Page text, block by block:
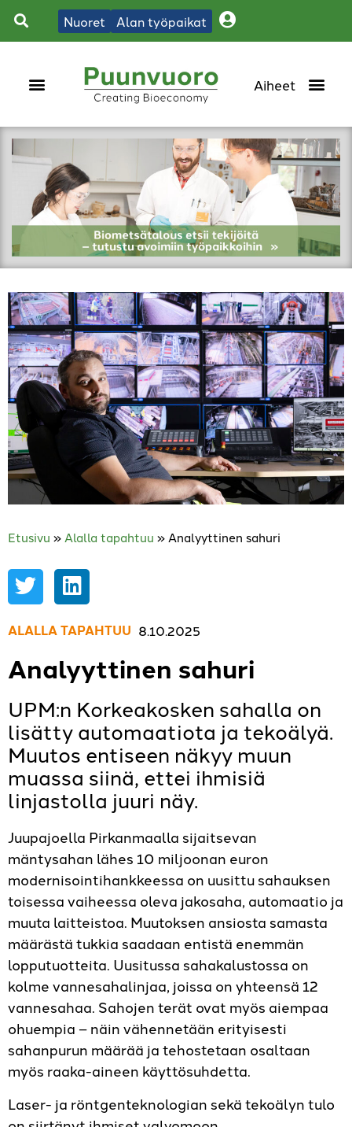
Nuoret Alan työpaikat
Etusivu » Alalla tapahtuu » Analyyttinen sahuri
ALALLA TAPAHTUU 8.10.2025
Analyyttinen sahuri
UPM:n Korkeakosken sahalla on
lisätty automaatiota ja tekoälyä.
Muutos entiseen näkyy muun
muassa siinä, ettei ihmisiä
linjastolla juuri näy.
Juupajoella Pirkanmaalla sijaitsevan
mäntysahan lähes 10 miljoonan euron
modernisointihankkeessa on uusittu sahauksen
toisessa vaiheessa oleva jakosaha, automaatio ja
muuta laitteistoa. Muutoksen ansiosta samasta
määrästä tukkia saadaan entistä enemmän
lopputuotteita. Uusitussa sahakalustossa on
kolme vannesahalinjaa, joissa on yhteensä 12
vannesahaa. Sahojen terät ovat myös aiempaa
ohuempia – näin vähennetään erityisesti
sahanpurun määrää ja tehostetaan osaltaan
myös raaka-aineen käyttösuhdetta.
Laser- ja röntgenteknologian sekä tekoälyn tulo